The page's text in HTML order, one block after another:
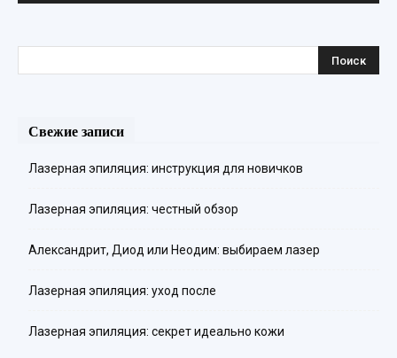
Свежие записи
Лазерная эпиляция: инструкция для новичков
Лазерная эпиляция: честный обзор
Александрит, Диод или Неодим: выбираем лазер
Лазерная эпиляция: уход после
Лазерная эпиляция: секрет идеально кожи